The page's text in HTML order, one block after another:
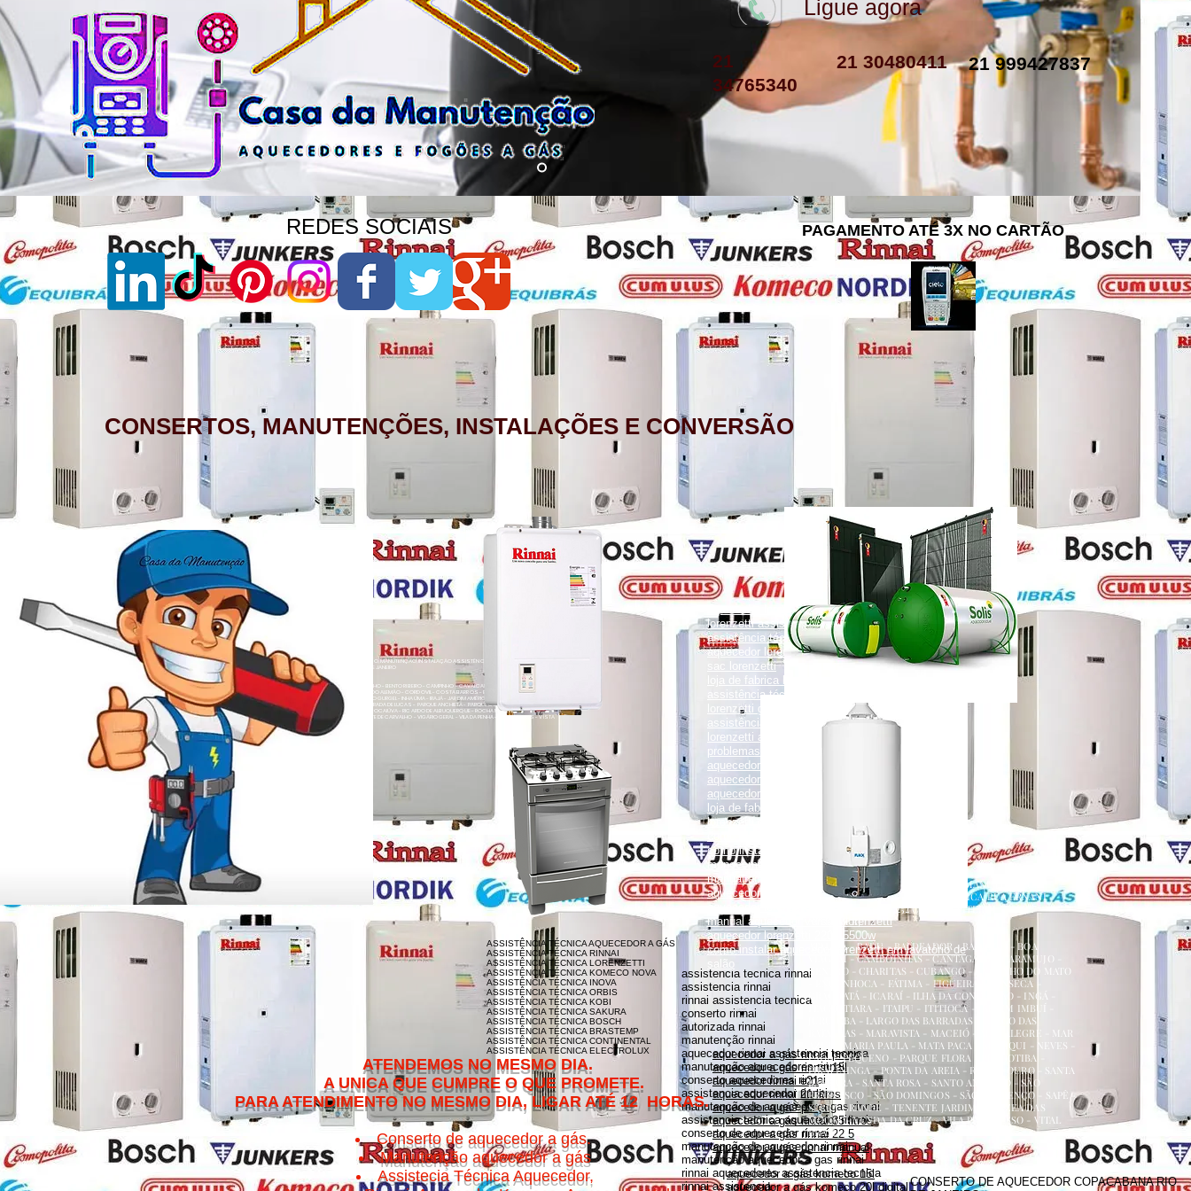
aquecedor a gás komeco 15l
aquecedor a gás komeco 20l digital
ASSISTÊNCIA TÉCNICA AQUECEDOR A GÁS
ASSISTÊNCIA TÉCNICA RINNAI
ASSISTÊNCIA TÉCNICA LORENZETTI
ASSISTÊNCIA TÉCNICA KOMECO NOVA
ASSISTÊNCIA TÉCNICA INOVA
ASSISTÊNCIA TÉCNICA ORBIS
ASSISTÊNCIA TÉCNICA KOBI
ASSISTÊNCIA TÉCNICA SAKURA
ASSISTÊNCIA TÉCNICA BOSCH
ASSISTÊNCIA TÉCNICA BRASTEMP
ASSISTÊNCIA TÉCNICA CONTINENTAL
ASSISTÊNCIA TÉCNICA ELECTROLUX
resistencia de boiler eletrico
resistencia eletrica boiler
resistencia para boiler preço
resistencia boiler komeco
aquecedor a gás rinnai preço
aquecedor a gás rinnai 15l
aquecedor rinnai e21
aquecedor rinnai 21 litros
aquecedor a gás preço
aquecedor a gás rinnai 35 litros
aquecedor a gás rinnai 22 5
aquecedor a gás rinnai manual
Ligue agora
21
34765340
21 30480411 21 999427837
CONSERTO DE AQUECEDOR COPACABANA RIO
assistencia tecnica rinnai
assistencia rinnai
rinnai assistencia tecnica
conserto rinnai
autorizada rinnai
manutenção rinnai
aquecedor rinnai assistencia tecnica
manutenção aquecedores rinnai
conserto aquecedores rinnai
assistencia aquecedor rinnai
manutenção de aquecedor a gas rinnai
assistencia tecnica aquecedor rinnai
conserto de aquecedor rinnai
manutenção de aquecedor rinnai
manutenção aquecedor a gas rinnai
rinnai aquecedores assistencia tecnica
rinnai assistencia
REDES SOCIAIS PAGAMENTO ATÉ 3X NO CARTÃO
CONSERTOS, MANUTENÇÕES, INSTALAÇÕES E CONVERSÃO
aquecedor lorenzetti vazando
lorenzetti assistência técnica
assistência técnica chuveiro lorenzetti rj
aquecedor lorenzetti não esquenta muito
sac lorenzetti
loja de fabrica lorenzetti
assistência técnica lorenzetti lapa
lorenzetti garantia
assistência técnica chuveiro lorenzetti rj
lorenzetti assistência técnica
problemas com aquecedor a gás lorenzetti
aquecedor lorenzetti manual
aquecedor a gás lorenzetti
aquecedor a gás lorenzetti 15l
loja de fabrica lorenzetti
lorenzetti garantia
como instalar aquecedor versátil lorenzetti
como instalar aquecedor lorenzetti em torneira
monocomando
manual aquecedor lorenzetti
aquecedor lorenzetti 110v
aquecedor lorenzetti água da rua
manual aquecedor versátil lorenzetti
aquecedor lorenzetti 220v 5500w
como instalar aquecedor lorenzetti em lavatório de
salão
AQUECEDOR A GÁS , CONSERTO, MANUTENÇÃO, INSTALAÇÃO ASSISTÊNCIA TÉCNICA RUA PORTO FELIZ 371
LOJA A HONORIO GURGEL RIO DE JANEIRO
ZONA NORTE
ACARÍ - ANCHIETA - BARROS FILHO - BENTO RIBEIRO - CAMPINHO - CAVALCANTI - CASCADURA - COELHO
NETO - COLÉGIO - COMPLEXO DO ALEMÃO - CORDOVIL - COSTA BARROS - ENGENHO LEAL - ENGENHO DA
RAINHA - GUADALUPE - HONÓRIO GURGEL - INHAÚMA - IRAJÁ - JARDIM AMÉRICA - MADUREIRA - MARECHAL
HERMES - OSVALDO CRUZ - PARADA DE LUCAS - PARQUE ANCHIETA - PARQUE COLÚMBIA - PAVUNA - PENHA
- PENHA CIRCULAR - QUINTINO BOCAIÚVA - RICARDO DE ALBUQUERQUE - ROCHA MIRANDA - TOMÁS COELHO
- TURIAÇÚ - VAZ LOBO - VICENTE DE CARVALHO - VIGÁRIO GERAL - VILA DA PENHA - VILA KOSMOS - VISTA
ALEGRE
AQUECEDOR A GÁS, CONSERTO,
MANUTENÇÃO, INSTALAÇÃO, ASSISTÊNCIA
TÉCNICA RINNAI RUA BARATA RIBEIRO 232
COPACABANA RIO DE JANEIRO
BAIRROS DE ATENDIMENTO RJ
ZONA SUL
BOTAFOGO - CATETE - COPACABANA -
COSME VELHO - FLAMENGO - GÁVEA -
HUMAITÁ - IPANEMA - JARDIM BOTÂNICO -
LAGOA - LARANJEIRAS - LEBLON - LEME -
ROCINHA - SÃO CONRADO - URCA
AQUECEDOR A GÁS, CONSERTO, MANUTENÇÃO,
INSTALAÇÃO, ASSISTÊNCIA TÉCNICA RUA ERNANI
AMARAL PEIXOTO 252 CENTRO NITERÓI
NITERÓI RJ
ATALAIA - BADU - BALDEADOR - BARRETO - BOA
VIAGEM - CAMBOINHAS - CANTAGALO - CARAMUJO -
CENTRO - CHARITAS - CUBANGO - ENGENHO DO MATO
- ENGENHOCA - FÁTIMA - FIGUEIRA - FONSECA -
GRAGOATÁ - ICARAÍ - ILHA DA CONCEIÇÃO - INGÁ -
ITACOATIARA - ITAIPU - ITITIOCA - JARDIM IMBUÍ -
JURUJUBA - LARGO DAS BARRADAS - LARGO DAS
BATALHAS - MARAVISTA - MACEIÓ - MAR ALEGRE - MAR
AZUL - MARIA PAULA - MATA PACA - MURIQUI - NEVES -
PADRE PEQUENO - PARQUE FLORA - PENDOTIBA -
PIRATININGA - PONTA DA AREIA - RIO DO OURO - SANTA
BÁRBARA - SANTA ROSA - SANTO ANTÔNIO - SÃO
FRANCISCO - SÃO DOMINGOS - SÃO LOURENÇO - SAPÊ -
SERRA GRANDE - TENENTE JARDIM - VARZEA DAS
MOÇAS - VENDA DA CRUZ - VILA PROGRESSO - VITAL
BRASIL
ATENDEMOS NO MESMO DIA.
A UNICA QUE CUMPRE O QUE PROMETE.
PARA ATENDIMENTO NO MESMO DIA, LIGAR ATÉ 12 HORAS.
Conserto de aquecedor a gás.
Manutenção aquecedor a gás
Assistecia Técnica Aquecedor,